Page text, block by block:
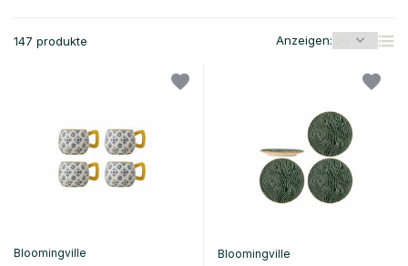
147 produkte Anzeigen:
Bloomingville
Bloomingville